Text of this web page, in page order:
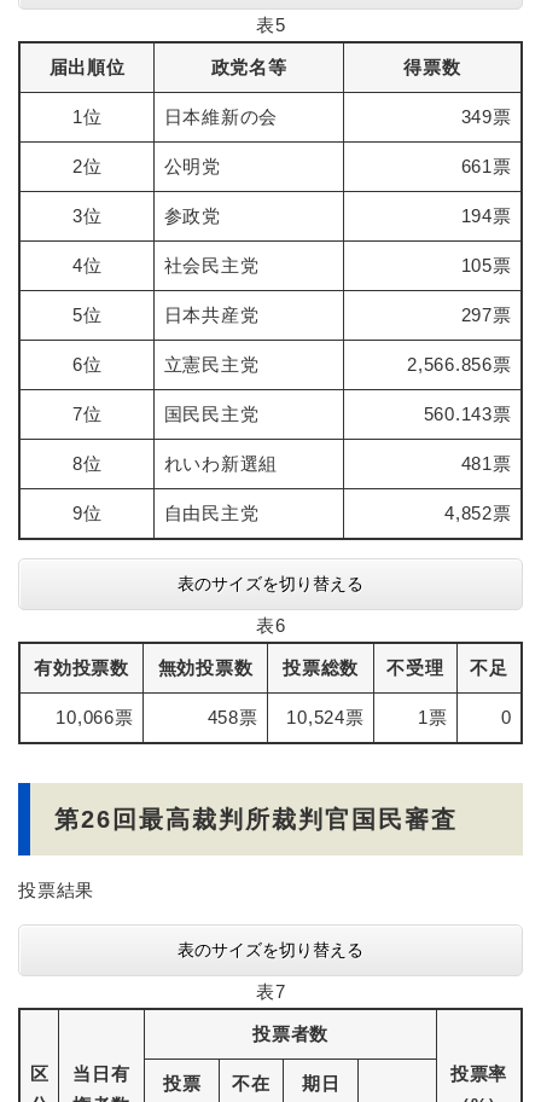
表5
届出順位 政党名等 得票数
1位 日本維新の会 349票
2位 公明党 661票
3位 参政党 194票
4位 社会民主党 105票
5位 日本共産党 297票
6位 立憲民主党 2,566.856票
7位 国民民主党 560.143票
8位 れいわ新選組 481票
9位 自由民主党 4,852票
表のサイズを切り替える
表6
有効投票数 無効投票数 投票総数 不受理 不足
10,066票 458票 10,524票 1票 0
第26回最高裁判所裁判官国民審査
投票結果
表のサイズを切り替える
表7
区
当日有
投票者数
投票率
投票 不在 期日